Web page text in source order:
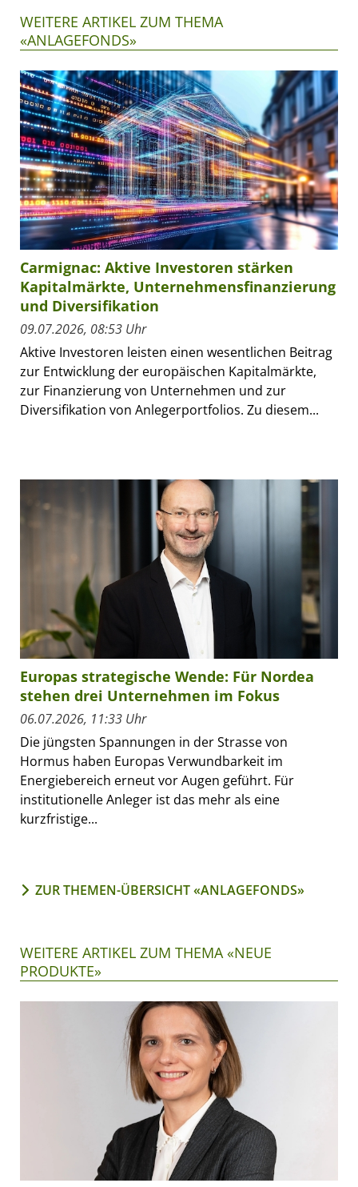
WEITERE ARTIKEL ZUM THEMA
«ANLAGEFONDS»
Carmignac: Aktive Investoren stärken
Kapitalmärkte, Unternehmensfinanzierung
und Diversifikation
09.07.2026, 08:53 Uhr
Aktive Investoren leisten einen wesentlichen Beitrag
zur Entwicklung der europäischen Kapitalmärkte,
zur Finanzierung von Unternehmen und zur
Diversifikation von Anlegerportfolios. Zu diesem...
Europas strategische Wende: Für Nordea
stehen drei Unternehmen im Fokus
06.07.2026, 11:33 Uhr
Die jüngsten Spannungen in der Strasse von
Hormus haben Europas Verwundbarkeit im
Energiebereich erneut vor Augen geführt. Für
institutionelle Anleger ist das mehr als eine
kurzfristige...
ZUR THEMEN-ÜBERSICHT «ANLAGEFONDS»
WEITERE ARTIKEL ZUM THEMA «NEUE
PRODUKTE»